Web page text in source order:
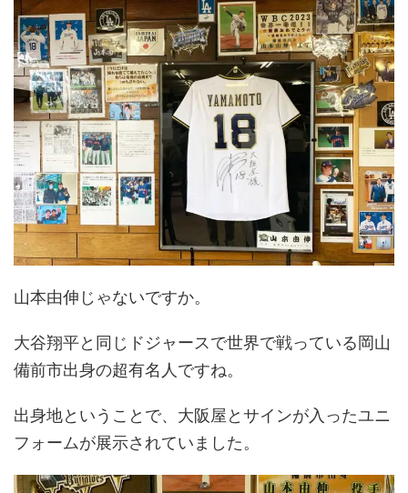
山本由伸じゃないですか。
大谷翔平と同じドジャースで世界で戦っている岡山
備前市出身の超有名人ですね。
出身地ということで、大阪屋とサインが入ったユニ
フォームが展示されていました。